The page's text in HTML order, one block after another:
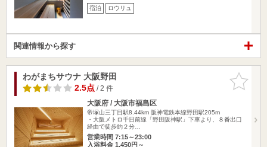
宿泊 ロウリュ
関連情報から探す
お気に入
りに追加
わがまちサウナ 大阪野田
2.5点/ 2 件
大阪府 / 大阪市福島区
帝塚山三丁目駅8.44km 阪神電鉄本線野田駅205m
・大阪メトロ千日前線「野田阪神駅」下車より、８番出口
経由で徒歩約２分…
営業時間 7:15～23:00
入浴料金 1,450円～